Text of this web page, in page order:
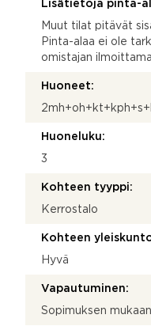
Lisätietoja pinta-
Muut tilat pitävät
Pinta-alaa ei ole
omistajan ilmoittama.
Huoneet:
Huoneluku:
3
Kohteen tyyppi:
Kerrostalo
Kohteen
Hyvä
Vapautuminen:
Sopimuksen mukaan